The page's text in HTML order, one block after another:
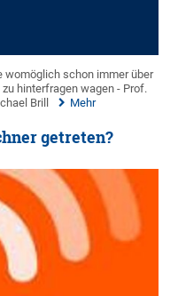
womöglich schon immer über
hinterfragen wagen - Prof.
Brill
Mehr
getreten?